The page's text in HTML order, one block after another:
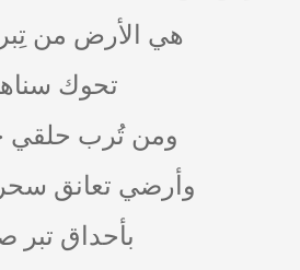
هي الأرض من
تحوك
ومن تُرب حلقي
وأرضي تعانق
بأحداق تبر